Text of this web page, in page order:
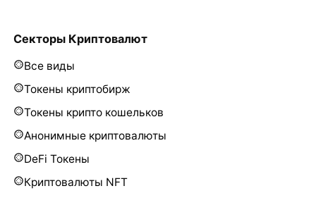
Секторы Криптовалют
Все виды
Токены криптобирж
Токены крипто кошельков
Анонимные криптовалюты
DeFi Токены
Криптовалюты NFT